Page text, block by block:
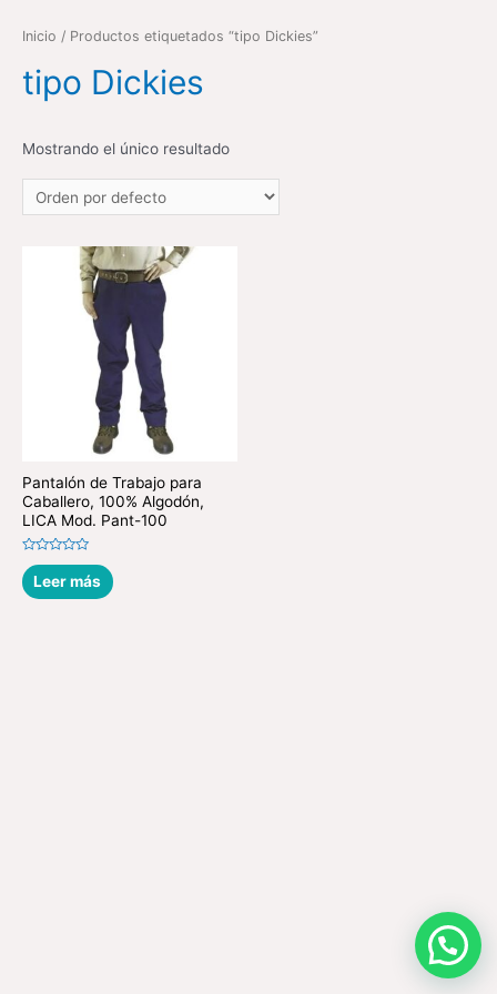
Inicio / Productos etiquetados “tipo Dickies”
tipo Dickies
Mostrando el único resultado
Pantalón de Trabajo para
Caballero, 100% Algodón,
LICA Mod. Pant-100
Valorado
en
0
de
Leer más